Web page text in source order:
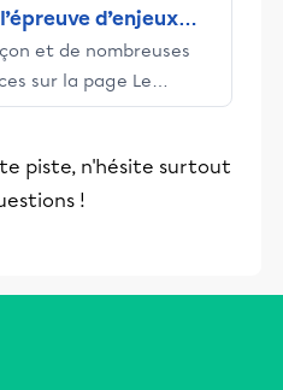
d’enjeux
internationaux |
et de nombreuses
sur la page Le
: un territoire
piste, n'hésite surtout
!